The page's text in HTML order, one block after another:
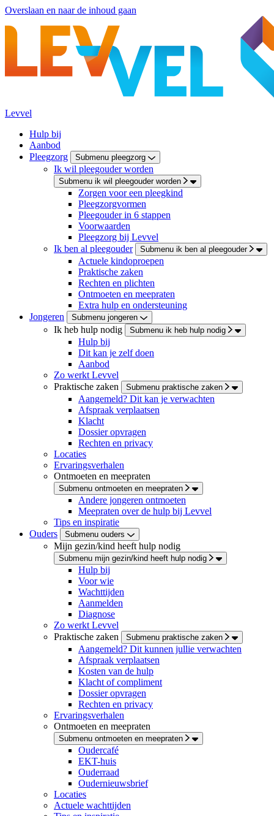
Overslaan en naar de inhoud gaan
Levvel
Hulp bij
Aanbod
Pleegzorg
Submenu pleegzorg
Ik wil pleegouder worden
Submenu ik wil pleegouder worden
Zorgen voor een pleegkind
Pleegzorgvormen
Pleegouder in 6 stappen
Voorwaarden
Pleegzorg bij Levvel
Ik ben al pleegouder
Submenu ik ben al pleegouder
Actuele kindoproepen
Praktische zaken
Rechten en plichten
Ontmoeten en meepraten
Extra hulp en ondersteuning
Jongeren
Submenu jongeren
Ik heb hulp nodig Submenu ik heb hulp nodig
Hulp bij
Dit kan je zelf doen
Aanbod
Zo werkt Levvel
Praktische zaken
Submenu praktische zaken
Aangemeld? Dit kan je verwachten
Afspraak verplaatsen
Klacht
Dossier opvragen
Rechten en privacy
Locaties
Ervaringsverhalen
Ontmoeten en meepraten
Submenu ontmoeten en meepraten
Andere jongeren ontmoeten
Meepraten over de hulp bij Levvel
Tips en inspiratie
Ouders
Submenu ouders
Mijn gezin/kind heeft hulp nodig
Submenu mijn gezin/kind heeft hulp nodig
Hulp bij
Voor wie
Wachttijden
Aanmelden
Diagnose
Zo werkt Levvel
Praktische zaken
Submenu praktische zaken
Aangemeld? Dit kunnen jullie verwachten
Afspraak verplaatsen
Kosten van de hulp
Klacht of compliment
Dossier opvragen
Rechten en privacy
Ervaringsverhalen
Ontmoeten en meepraten
Submenu ontmoeten en meepraten
Oudercafé
EKT-huis
Ouderraad
Oudernieuwsbrief
Locaties
Actuele wachttijden